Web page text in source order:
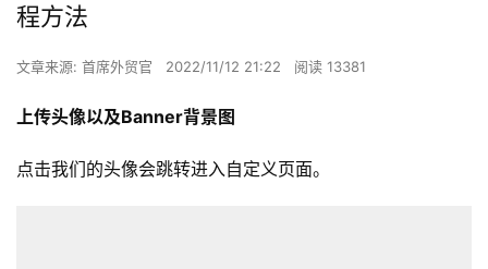
程方法
文章来源: 首席外贸官 2022/11/12 21:22 阅读 13381
上传头像以及Banner背景图
点击我们的头像会跳转进入自定义页面。